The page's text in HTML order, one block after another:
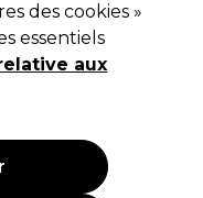
des cookies »
essentiels
aux